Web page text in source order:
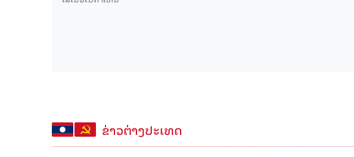
ຂ່າວຕ່າງປະເທດ